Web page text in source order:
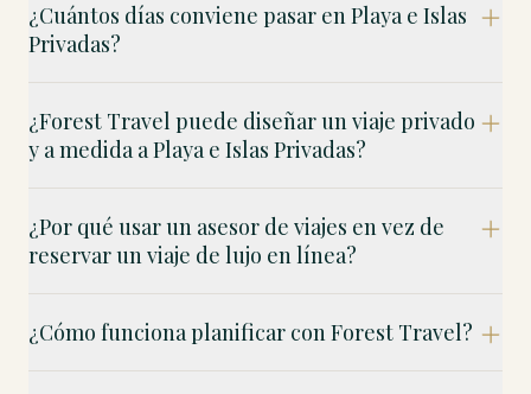
¿Cuántos días conviene pasar en Playa e Islas
Privadas?
¿Forest Travel puede diseñar un viaje privado
y a medida a Playa e Islas Privadas?
¿Por qué usar un asesor de viajes en vez de
reservar un viaje de lujo en línea?
¿Cómo funciona planificar con Forest Travel?